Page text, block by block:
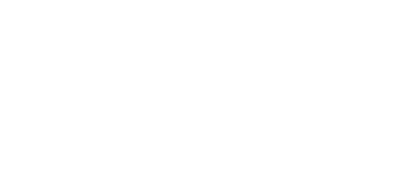
us analyze how the website is used and to offer